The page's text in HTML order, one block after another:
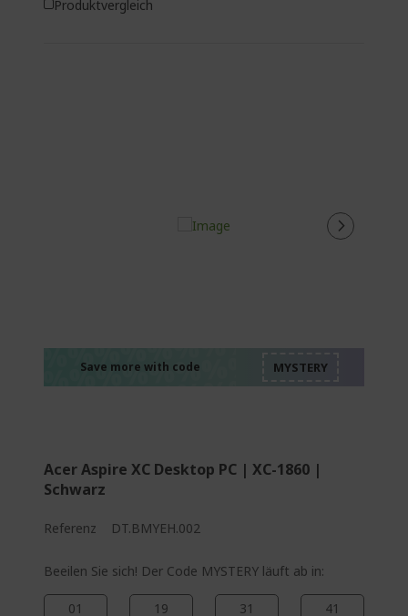
Produktvergleich
Save more with code
Acer Aspire XC Desktop PC | XC-1860 |
Schwarz
Referenz DT.BMYEH.002
Beeilen Sie sich! Der Code MYSTERY läuft ab in:
01 19 31 40